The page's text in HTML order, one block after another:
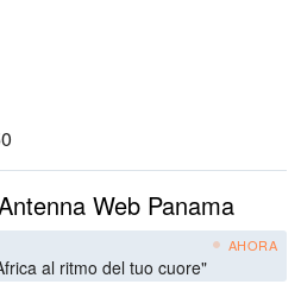
Web Panama
AHORA
al ritmo del tuo cuore"